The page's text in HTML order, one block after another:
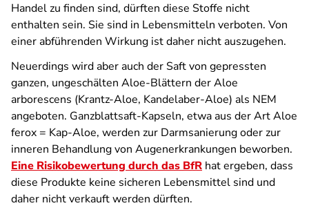
Handel zu finden sind, dürften diese Stoffe nicht
enthalten sein. Sie sind in Lebensmitteln verboten. Von
einer abführenden Wirkung ist daher nicht auszugehen.
Neuerdings wird aber auch der Saft von gepressten
ganzen, ungeschälten Aloe-Blättern der Aloe
arborescens (Krantz-Aloe, Kandelaber-Aloe) als NEM
angeboten. Ganzblattsaft-Kapseln, etwa aus der Art Aloe
ferox = Kap-Aloe, werden zur Darmsanierung oder zur
inneren Behandlung von Augenerkrankungen beworben.
Eine Risikobewertung durch das BfR hat ergeben, dass
diese Produkte keine sicheren Lebensmittel sind und
daher nicht verkauft werden dürften.